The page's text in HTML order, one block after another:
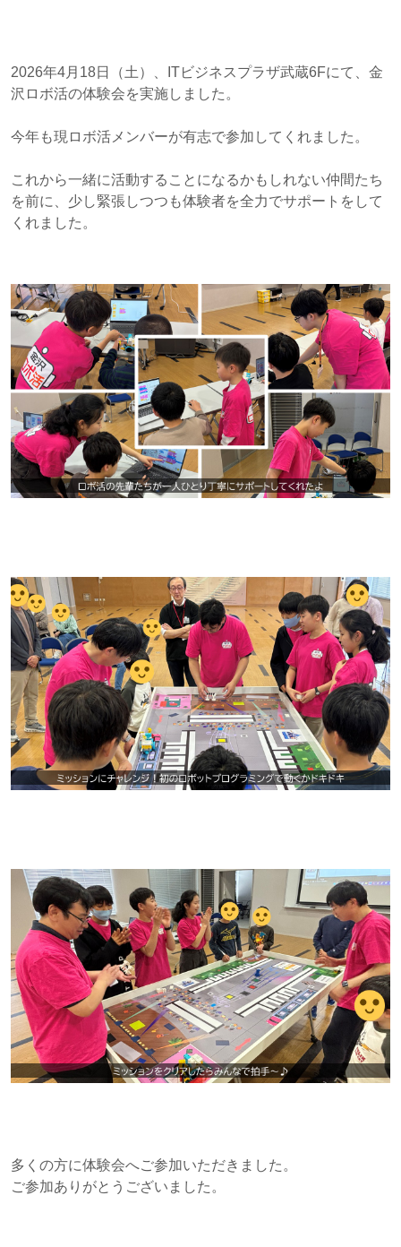
2026年4月18日（土）、ITビジネスプラザ武蔵6Fにて、金
沢ロボ活の体験会を実施しました。
今年も現ロボ活メンバーが有志で参加してくれました。
これから一緒に活動することになるかもしれない仲間たち
を前に、少し緊張しつつも体験者を全力でサポートをして
くれました。
多くの方に体験会へご参加いただきました。
ご参加ありがとうございました。